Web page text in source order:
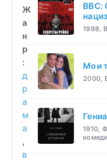
Ж
а
н
р
:
д
р
а
м
а
,
в
BBC:
1998,
Мои
2000,
1910,